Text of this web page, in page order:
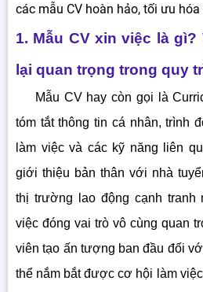
3.1.10. CV xin việc nhóm
3.2. Phân loại CV xin việc dựa
4. Cách sử dụng màu sắc để
chuyên nghiệp
5. Làm cách nào để tạo CV xin
nhanh chóng, dễ dàng nhất?
6. Tính năng tạo lập CV xin việc
các mẫu CV hoàn hảo, tối ưu
1. Mẫu CV xin việc là
lại quan trọng trong quy
Mẫu CV hay còn gọi là
tóm tắt thông tin cá nhân, trình
làm việc và các kỹ năng liên
giới thiệu bản thân với nhà
thị trường lao động cạnh tranh
việc đóng vai trò vô cùng quan
viên tạo ấn tượng ban đầu đối
thể nắm bắt được cơ hội làm